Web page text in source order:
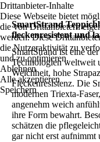
SmartStrand
fleckenresistent und
SmartStrand ist eine
Technologien weltweit
Weichheit, hohe
Fleckenresistenz. Die
modernen Triexta-
angenehm weich
ihre Form bewahrt.
schätzen die
gar nicht erst aufnimmt
Drittanbieter-Inhalte
Diese Webseite bietet
die von Drittanbietern
werden. Diese
die Nutzeraktivität zu
und zu optimieren.
Ablehnen
Alle akzeptieren
Speichern